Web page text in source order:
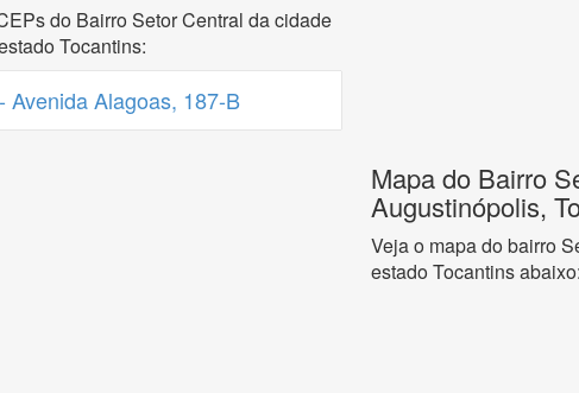
do Bairro Setor Central da cidade
Tocantins:
Avenida Alagoas, 187-B
Mapa do Bairro
Augustinópolis,
Veja o mapa do bairro
estado Tocantins abaixo: